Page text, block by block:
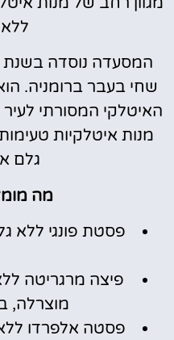
ללא
שחי בעבר ברומניה.
האיטלקי המסורתי
מנות איטלקיות
גלם
מה
פסטת פונגי ללא
פיצה מרגריטה
מוצרלה,
פסטה אלפרדו